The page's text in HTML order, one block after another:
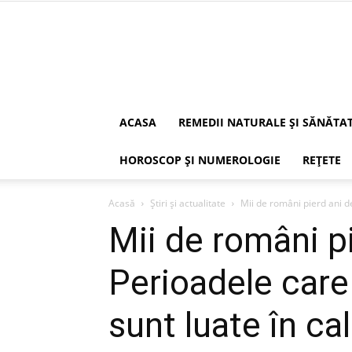
ACASA REMEDII NATURALE ȘI
HOROSCOP ȘI NUMEROLOGIE REȚETE
Acasă Știri și actualitate Mii de români pierd ani
Mii de români
Perioadele
sunt luate în